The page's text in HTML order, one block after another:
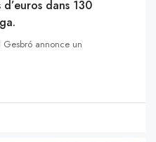
dans 130
annonce un